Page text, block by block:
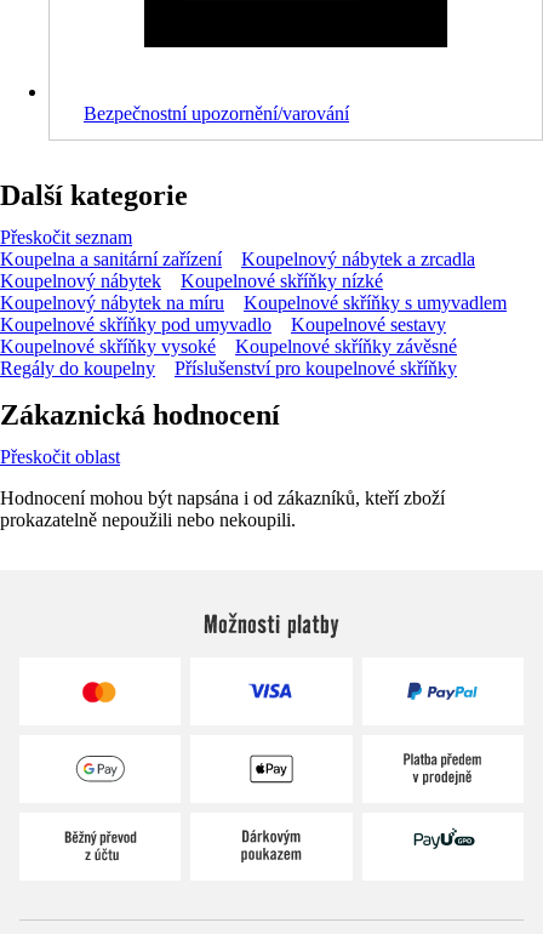
Bezpečnostní upozornění/varování
Další kategorie
Přeskočit seznam
Koupelna a sanitární zařízení
Koupelnový nábytek a zrcadla
Koupelnový nábytek
Koupelnové skříňky nízké
Koupelnový nábytek na míru
Koupelnové skříňky s umyvadlem
Koupelnové skříňky pod umyvadlo
Koupelnové sestavy
Koupelnové skříňky vysoké
Koupelnové skříňky závěsné
Regály do koupelny
Příslušenství pro koupelnové skříňky
Zákaznická hodnocení
Přeskočit oblast
Hodnocení mohou být napsána i od zákazníků, kteří zboží
prokazatelně nepoužili nebo nekoupili.
Možnosti platby